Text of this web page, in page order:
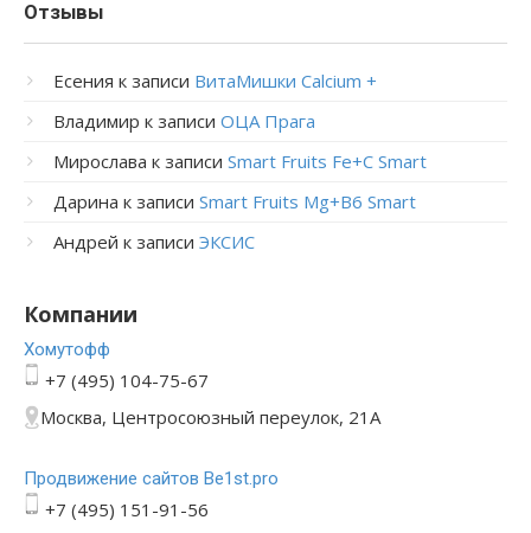
Отзывы
Есения к записи ВитаМишки Calcium +
Владимир к записи ОЦА Прага
Мирослава к записи Smart Fruits Fe+C Smart
Дарина к записи Smart Fruits Mg+B6 Smart
Андрей к записи ЭКСИС
Компании
Хомутофф
+7 (495) 104-75-67
Москва, Центросоюзный переулок, 21А
Продвижение сайтов Be1st.pro
+7 (495) 151-91-56